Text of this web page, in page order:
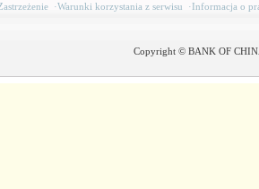
·Warunki korzystania z serwisu ·Informacja o
Copyright © BANK OF